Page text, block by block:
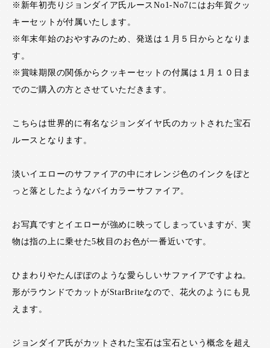
※新年初売りジョンダイア氏ルースNo1-No7にはお年賀クッ
キーセットが付属いたします。
※年末年始のおやすみのため、発送は１月５日からとなりま
す。
※賞味期限の関係からクッキーセットの付属は１月１０日ま
でのご購入の方とさせていただきます。
こちらは世界的に有名なジョンダイヤ氏のカットされた宝石
ルースとなります。
淡いイエローのサファイアの中にオレンジ色のインクをぽと
っと落としたようなバイカラーサファイア。
お写真ですとイエローが強めに映ってしまっていますが、実
物は指の上に乗せた5枚目のお色が一番近いです。
ひまわりやたんぽぽのような愛らしいサファイアですよね。
形がラウンドでカットがStarBriteなので、花火のようにも見
えます。
ジョンダイア氏がカットされた宝石は宝石という概念を超え